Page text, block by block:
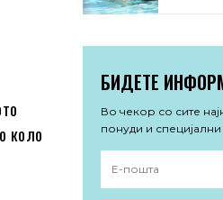
коло
БИДЕТЕ
Во чекор со сите
понуди и специјални